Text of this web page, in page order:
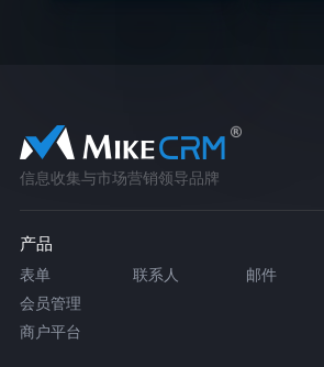
信息收集与市场营销领导品牌
产品
表单 联系人 邮件
会员管理
商户平台